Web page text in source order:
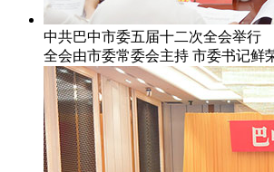
中共巴中市委五届十二次全会举行
全会由市委常委会主持 市委书记鲜